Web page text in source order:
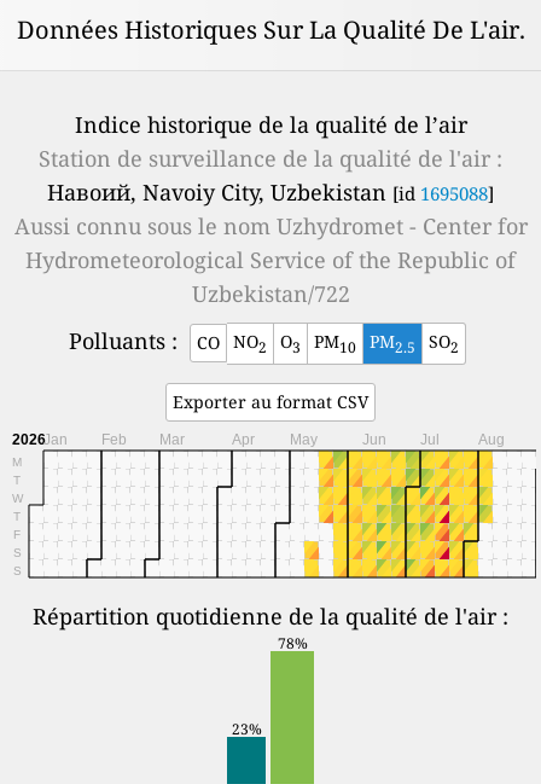
Données Historiques Sur La Qualité De L'air.
Indice historique de la qualité de l’air
Station de surveillance de la qualité de l'air :
Навоий, Navoiy City, Uzbekistan [id 1695088]
Aussi connu sous le nomUzhydromet - Center for
Hydrometeorological Service of the Republic of
Uzbekistan/722
Polluants :
CO NO2 O3 PM10 PM2.5 SO2
Exporter au format CSV
2026
M
T
W
T
F
S
S
Jan Feb Mar Apr May Jun Jul Aug
Répartition quotidienne de la qualité de l'air :
23%
78%